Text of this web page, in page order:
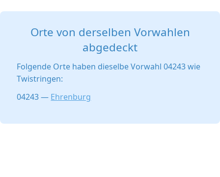
Orte von derselben Vorwahlen
abgedeckt
Folgende Orte haben dieselbe Vorwahl 04243 wie
Twistringen:
04243 — Ehrenburg